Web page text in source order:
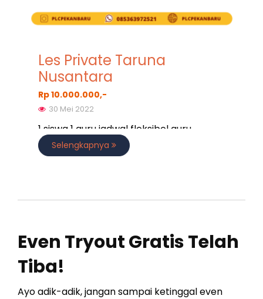
Les Private Taruna
Nusantara
Rp 10.000.000,-
30 Mei 2022
1 siswa 1 guru jadwal fleksibel guru
profesional program sesuai kebutuhan
Selengkapnya
Even Tryout Gratis Telah
Tiba!
Ayo adik-adik, jangan sampai ketinggal even